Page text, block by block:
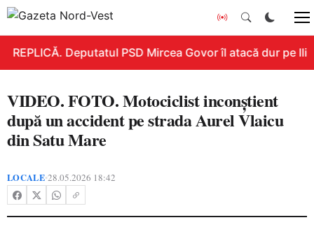
REPLICĂ. Deputatul PSD Mircea Govor îl atacă dur pe
VIDEO. FOTO. Motociclist inconștient
după un accident pe strada Aurel Vlaicu
din Satu Mare
LOCALE•28.05.2026 18:42